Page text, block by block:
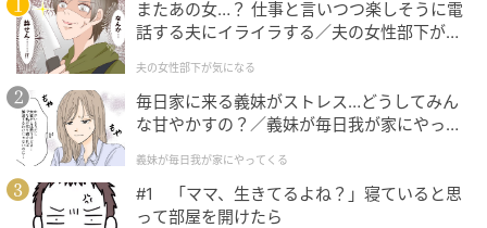
大人のおしゃれ手帖
コーディネートの挿し色になるバッグにも、コットン
パールをまとわせて。「チャームにもスマホショルダ
ーにもなるすぐれものです！」。ミャクミャクやサン
リオのキャラクターのチャームで遊び心も忘れずに。
またあの女…？ 仕事と言いつつ楽しそうに電
話する夫にイライラする／夫の女性部下が気
夫の女性部下が気になる
毎日家に来る義妹がストレス…どうしてみん
な甘やかすの？／義妹が毎日我が家にやって
が】
義妹が毎日我が家にやってくる
#1 「ママ、生きてるよね？」寝ていると思
って部屋を開けたら